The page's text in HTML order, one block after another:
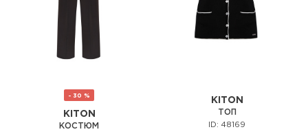
- 30 %
KITON
КОСТЮМ
KITON
ТОП
ID: 48169